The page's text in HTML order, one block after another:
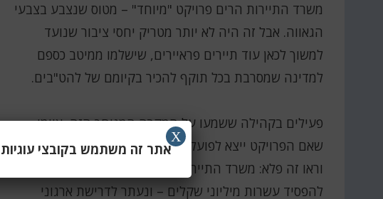
משרד התיירות הרים פרויקט "מיוחד" – מטוס שנצבע בצבעי
הגאווה. אבל זה היה לא יותר מטריק יחסי ציבור שנועד
למשוך לכאן עוד תיירים פראיירים, שישלמו ממיטב כספם
למדינה שמסרבת בכל תוקף להכיר בקיומם של להט"בים.
פעילים בקהילה ששמעו על המקרה המגוחך הזה, איימו
שאם הפרויקט ייצא לפועל – המצעד בתל אביב בטל ומבוטל.
וראו זה פלא: משרד התיירות כל כך נבהל, כי הוא עלול
להפסיד עשרות מיליוני שקלים – ונעתר לדרישת ארגוני
אתר זה משתמש בקובצי עוגיות
X